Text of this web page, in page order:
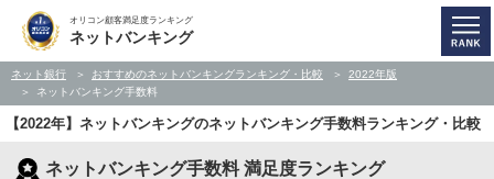
オリコン顧客満足度ランキング
ネットバンキング
ネット銀行 おすすめのネットバンキングランキング・比較
2022年版
ネットバンキング手数料
【2022年】ネットバンキングのネットバンキング手数料ランキング・比較
ネットバンキング手数料 満足度ランキング